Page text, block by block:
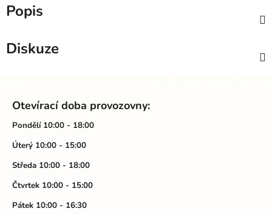
Popis
Diskuze
Otevírací doba provozovny:
Pondělí 10:00 - 18:00
Úterý 10:00 - 15:00
Středa 10:00 - 18:00
Čtvrtek 10:00 - 15:00
Pátek 10:00 - 16:30